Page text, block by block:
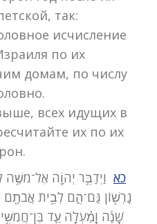
так:
исчисление
по их
домам, по числу
всех идущих в
их по их
כא וַיְדַבֵּ֥ר יְהוָֹ֖ה אֶל־משֶׁ֥ה
גֵֽרְשׁ֖וֹן גַּם־הֵ֑ם לְבֵ֥ית
שָׁנָ֜ה וָמַ֗עְלָה עַ֛ד